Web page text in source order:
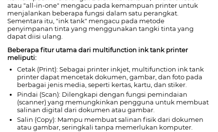
atau "all-in-one" mengacu pada kemampuan printer untuk
menjalankan beberapa fungsi dalam satu perangkat.
Sementara itu, "ink tank" mengacu pada metode
penyimpanan tinta yang menggunakan tangki tinta yang
dapat diisi ulang.
Beberapa fitur utama dari multifunction ink tank printer
meliputi:
Cetak (Print): Sebagai printer inkjet, multifunction ink tank
printer dapat mencetak dokumen, gambar, dan foto pada
berbagai jenis media, seperti kertas, kartu, dan stiker.
Pindai (Scan): Dilengkapi dengan fungsi pemindaian
(scanner) yang memungkinkan pengguna untuk membuat
salinan digital dari dokumen atau gambar.
Salin (Copy): Mampu membuat salinan fisik dari dokumen
atau gambar, seringkali tanpa memerlukan komputer.